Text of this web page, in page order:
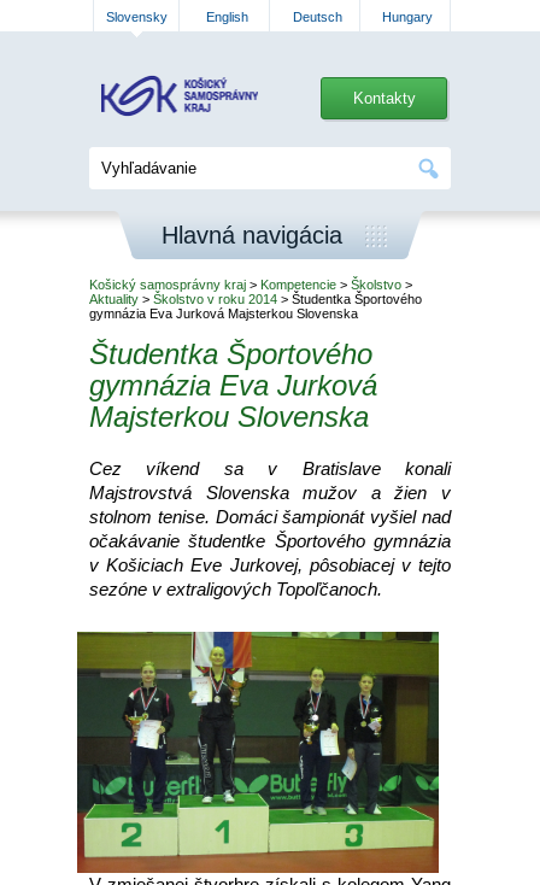
Slovensky English Deutsch Hungary
Kontakty
Hlavná navigácia
Košický samosprávny kraj > Kompetencie > Školstvo >
Aktuality > Školstvo v roku 2014 > Študentka Športového
gymnázia Eva Jurková Majsterkou Slovenska
Študentka Športového
gymnázia Eva Jurková
Majsterkou Slovenska
Cez víkend sa v Bratislave konali
Majstrovstvá Slovenska mužov a žien v
stolnom tenise. Domáci šampionát vyšiel nad
očakávanie študentke Športového gymnázia
v Košiciach Eve Jurkovej, pôsobiacej v tejto
sezóne v extraligových Topoľčanoch.